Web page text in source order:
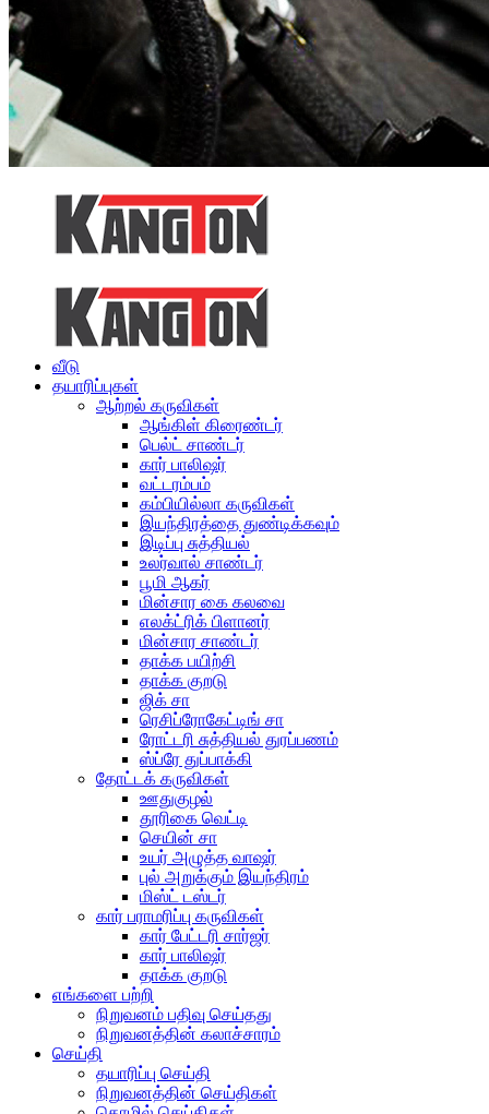
வீடு
தயாரிப்புகள்
ஆற்றல் கருவிகள்
ஆங்கிள் கிரைண்டர்
பெல்ட் சாண்டர்
கார் பாலிஷர்
வட்டரம்பம்
கம்பியில்லா கருவிகள்
இயந்திரத்தை துண்டிக்கவும்
இடிப்பு சுத்தியல்
உலர்வால் சாண்டர்
பூமி ஆகர்
மின்சார கை கலவை
எலக்ட்ரிக் பிளானர்
மின்சார சாண்டர்
தாக்க பயிற்சி
தாக்க குறடு
ஜிக் சா
ரெசிப்ரோகேட்டிங் சா
ரோட்டரி சுத்தியல் துரப்பணம்
ஸ்ப்ரே துப்பாக்கி
தோட்டக் கருவிகள்
ஊதுகுழல்
தூரிகை வெட்டி
செயின் சா
உயர் அழுத்த வாஷர்
புல் அறுக்கும் இயந்திரம்
மிஸ்ட் டஸ்டர்
கார் பராமரிப்பு கருவிகள்
கார் பேட்டரி சார்ஜர்
கார் பாலிஷர்
தாக்க குறடு
எங்களை பற்றி
நிறுவனம் பதிவு செய்தது
நிறுவனத்தின் கலாச்சாரம்
செய்தி
தயாரிப்பு செய்தி
நிறுவனத்தின் செய்திகள்